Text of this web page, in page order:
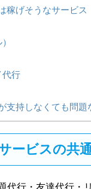
稼げそうなサービス
代行
支持しなくても問題
ービスの共
代行・友達代行・